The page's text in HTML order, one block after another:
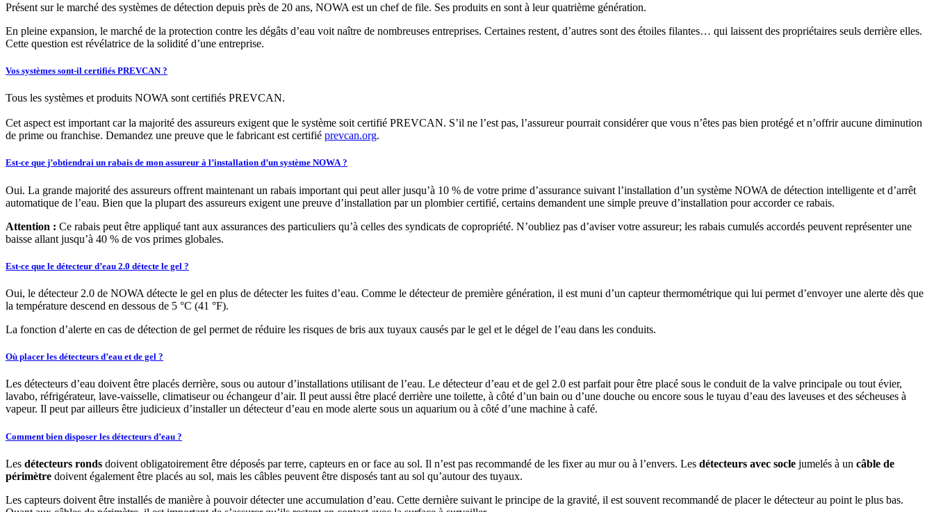
Présent sur le marché des systèmes de détection depuis près de 20 ans, NOWA est un chef de file. Ses produits en sont à leur quatrième génération.
En pleine expansion, le marché de la protection contre les dégâts d’eau voit naître de nombreuses entreprises. Certaines restent, d’autres sont des étoiles filantes… qui laissent des propriétaires seuls derrière elles.
Cette question est révélatrice de la solidité d’une entreprise.
Vos systèmes sont-il certifiés PREVCAN ?
Tous les systèmes et produits NOWA sont certifiés PREVCAN.
Cet aspect est important car la majorité des assureurs exigent que le système soit certifié PREVCAN. S’il ne l’est pas, l’assureur pourrait considérer que vous n’êtes pas bien protégé et n’offrir aucune diminution
de prime ou franchise. Demandez une preuve que le fabricant est certifié prevcan.org.
Est-ce que j’obtiendrai un rabais de mon assureur à l’installation d’un système NOWA ?
Oui. La grande majorité des assureurs offrent maintenant un rabais important qui peut aller jusqu’à 10 % de votre prime d’assurance suivant l’installation d’un système NOWA de détection intelligente et d’arrêt
automatique de l’eau. Bien que la plupart des assureurs exigent une preuve d’installation par un plombier certifié, certains demandent une simple preuve d’installation pour accorder ce rabais.
Attention : Ce rabais peut être appliqué tant aux assurances des particuliers qu’à celles des syndicats de copropriété. N’oubliez pas d’aviser votre assureur; les rabais cumulés accordés peuvent représenter une
baisse allant jusqu’à 40 % de vos primes globales.
Est-ce que le détecteur d’eau 2.0 détecte le gel ?
Oui, le détecteur 2.0 de NOWA détecte le gel en plus de détecter les fuites d’eau. Comme le détecteur de première génération, il est muni d’un capteur thermométrique qui lui permet d’envoyer une alerte dès que
la température descend en dessous de 5 °C (41 °F).
La fonction d’alerte en cas de détection de gel permet de réduire les risques de bris aux tuyaux causés par le gel et le dégel de l’eau dans les conduits.
Où placer les détecteurs d’eau et de gel ?
Les détecteurs d’eau doivent être placés derrière, sous ou autour d’installations utilisant de l’eau. Le détecteur d’eau et de gel 2.0 est parfait pour être placé sous le conduit de la valve principale ou tout évier,
lavabo, réfrigérateur, lave-vaisselle, climatiseur ou échangeur d’air. Il peut aussi être placé derrière une toilette, à côté d’un bain ou d’une douche ou encore sous le tuyau d’eau des laveuses et des sécheuses à
vapeur. Il peut par ailleurs être judicieux d’installer un détecteur d’eau en mode alerte sous un aquarium ou à côté d’une machine à café.
Comment bien disposer les détecteurs d’eau ?
Les détecteurs ronds doivent obligatoirement être déposés par terre, capteurs en or face au sol. Il n’est pas recommandé de les fixer au mur ou à l’envers. Les détecteurs avec socle jumelés à un câble de
périmètre doivent également être placés au sol, mais les câbles peuvent être disposés tant au sol qu’autour des tuyaux.
Les capteurs doivent être installés de manière à pouvoir détecter une accumulation d’eau. Cette dernière suivant le principe de la gravité, il est souvent recommandé de placer le détecteur au point le plus bas.